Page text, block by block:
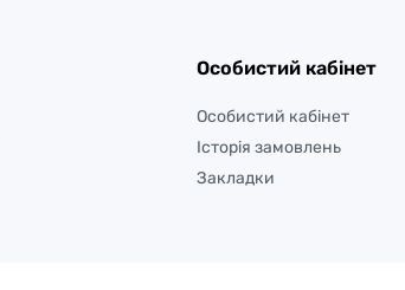
Особистий кабінет
Особистий кабінет
Історія замовлень
Закладки